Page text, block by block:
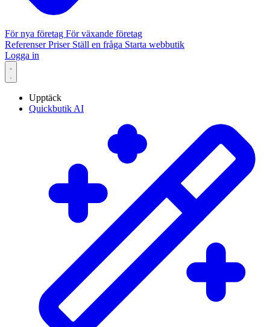
För nya företag För växande företag
ReferenserPriser Ställ en fråga Starta webbutik
Logga in
Upptäck
Quickbutik AI